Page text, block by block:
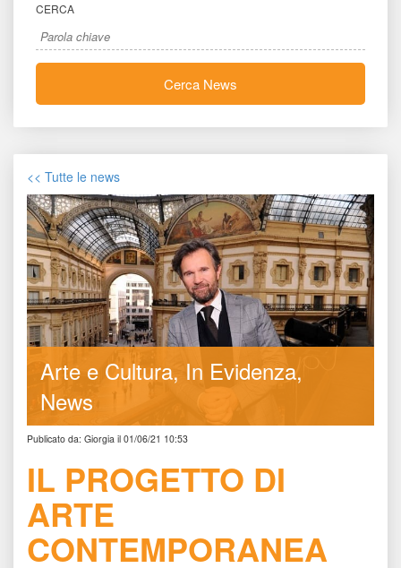
CERCA
Cerca New
<< Tutte le new
Arte e Cultura In Evidenza
New
Publicato da: Giorgia il 01/06/21 10:53
IL PROGETTO DI
ARTE
CONTEMPORANEA